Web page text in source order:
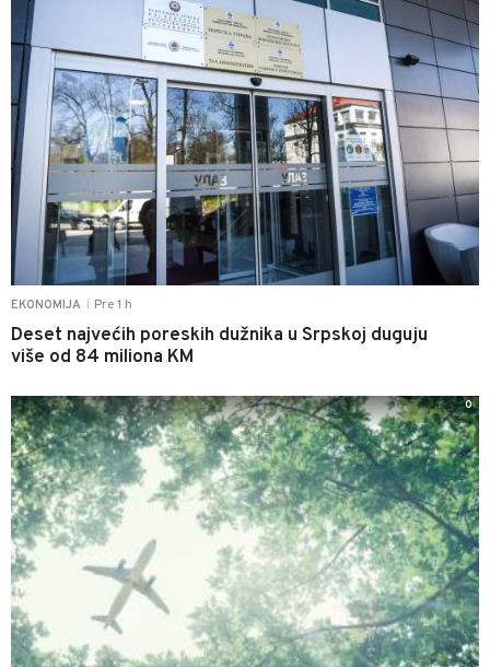
EKONOMIJA Pre 1 h
Deset najvećih poreskih dužnika u Srpskoj duguju
više od 84 miliona KM
0